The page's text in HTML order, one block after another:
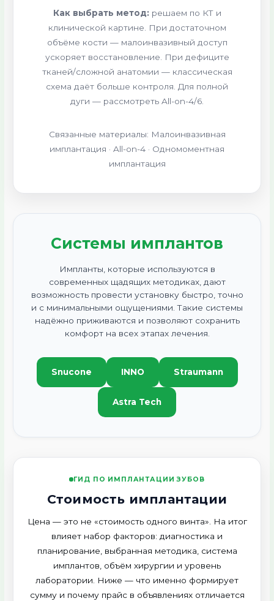
Как выбрать метод: решаем по КТ и
клинической картине. При достаточном
объёме кости — малоинвазивный доступ
ускоряет восстановление. При дефиците
тканей/сложной анатомии — классическая
схема даёт больше контроля. Для полной
дуги — рассмотреть All-on-4/6.
Связанные материалы: Малоинвазивная
имплантация · All-on-4 · Одномоментная
имплантация
Системы имплантов
Импланты, которые используются в
современных щадящих методиках, дают
возможность провести установку быстро, точно
и с минимальными ощущениями. Такие системы
надёжно приживаются и позволяют сохранить
комфорт на всех этапах лечения.
Snucone INNO Straumann
Astra Tech
ГИД ПО ИМПЛАНТАЦИИ ЗУБОВ
Стоимость имплантации
Цена — это не «стоимость одного винта». На итог
влияет набор факторов: диагностика и
планирование, выбранная методика, система
имплантов, объём хирургии и уровень
лаборатории. Ниже — что именно формирует
сумму и почему прайс в объявлениях отличается